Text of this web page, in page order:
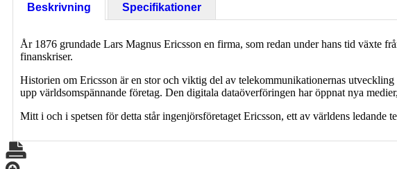
Beskrivning
Specifikationer
År 1876 grundade Lars Magnus Ericsson en firma, som redan under hans tid växte
finanskriser.
Historien om Ericsson är en stor och viktig del av telekommunikationernas
upp världsomspännande företag. Den digitala dataöverföringen har öppnat nya
Mitt i och i spetsen för detta står ingenjörsföretaget Ericsson, ett av världens ledande